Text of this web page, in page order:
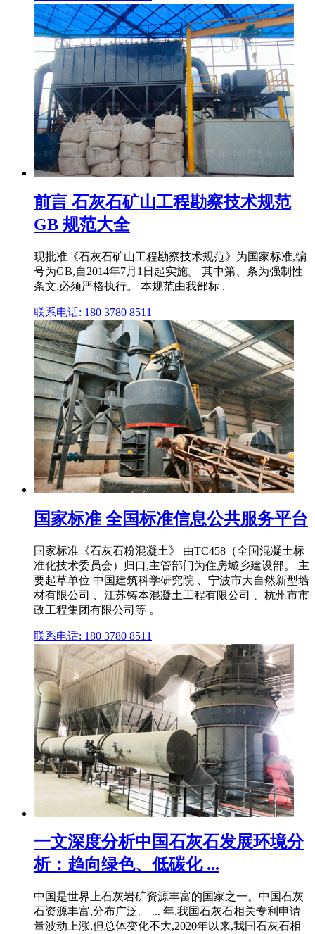
前言 石灰石矿山工程勘察技术规范
GB 规范大全
现批准《石灰石矿山工程勘察技术规范》为国家标准,编
号为GB,自2014年7月1日起实施。 其中第、条为强制性
条文,必须严格执行。 本规范由我部标 .
联系电话: 180 3780 8511
国家标准 全国标准信息公共服务平台
国家标准《石灰石粉混凝土》 由TC458（全国混凝土标
准化技术委员会）归口,主管部门为住房城乡建设部。 主
要起草单位 中国建筑科学研究院 、宁波市大自然新型墙
材有限公司 、江苏铸本混凝土工程有限公司 、杭州市市
政工程集团有限公司等 。
联系电话: 180 3780 8511
一文深度分析中国石灰石发展环境分
析：趋向绿色、低碳化 ...
中国是世界上石灰岩矿资源丰富的国家之一。中国石灰
石资源丰富,分布广泛。 ... 年,我国石灰石相关专利申请
量波动上涨,但总体变化不大,2020年以来,我国石灰石相